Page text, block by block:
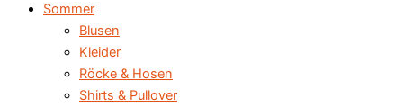
Sommer
Blusen
Kleider
Röcke & Hosen
Shirts & Pullover